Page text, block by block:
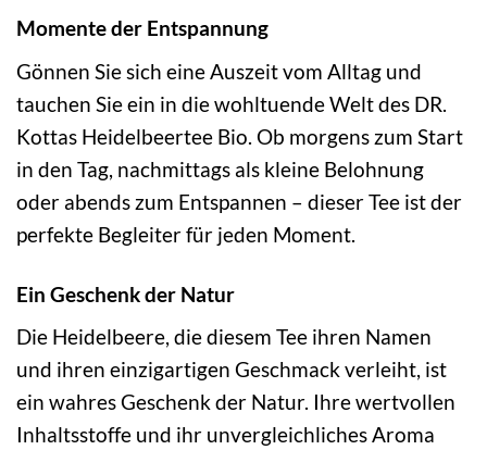
Momente der Entspannung
Gönnen Sie sich eine Auszeit vom Alltag und
tauchen Sie ein in die wohltuende Welt des DR.
Kottas Heidelbeertee Bio. Ob morgens zum Start
in den Tag, nachmittags als kleine Belohnung
oder abends zum Entspannen – dieser Tee ist der
perfekte Begleiter für jeden Moment.
Ein Geschenk der Natur
Die Heidelbeere, die diesem Tee ihren Namen
und ihren einzigartigen Geschmack verleiht, ist
ein wahres Geschenk der Natur. Ihre wertvollen
Inhaltsstoffe und ihr unvergleichliches Aroma